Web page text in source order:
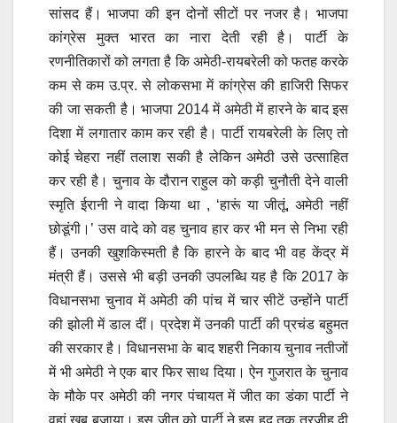
सांसद हैं। भाजपा की इन दोनों सीटों पर नजर है। भाजपा
कांग्रेस मुक्त भारत का नारा देती रही है। पार्टी के
रणनीतिकारों को लगता है कि अमेठी-रायबरेली को फतह करके
कम से कम उ.प्र. से लोकसभा में कांग्रेस की हाजिरी सिफर
की जा सकती है। भाजपा 2014 में अमेठी में हारने के बाद इस
दिशा में लगातार काम कर रही है। पार्टी रायबरेली के लिए तो
कोई चेहरा नहीं तलाश सकी है लेकिन अमेठी उसे उत्साहित
कर रही है। चुनाव के दौरान राहुल को कड़ी चुनौती देने वाली
स्मृति ईरानी ने वादा किया था , ‘हारूं या जीतूं, अमेठी नहीं
छोडूंगी।’ उस वादे को वह चुनाव हार कर भी मन से निभा रही
हैं। उनकी खुशकिस्मती है कि हारने के बाद भी वह केंद्र में
मंत्री हैं। उससे भी बड़ी उनकी उपलब्धि यह है कि 2017 के
विधानसभा चुनाव में अमेठी की पांच में चार सीटें उन्होंने पार्टी
की झोली में डाल दीं। प्रदेश में उनकी पार्टी की प्रचंड बहुमत
की सरकार है। विधानसभा के बाद शहरी निकाय चुनाव नतीजों
में भी अमेठी ने एक बार फिर साथ दिया। ऐन गुजरात के चुनाव
के मौके पर अमेठी की नगर पंचायत में जीत का डंका पार्टी ने